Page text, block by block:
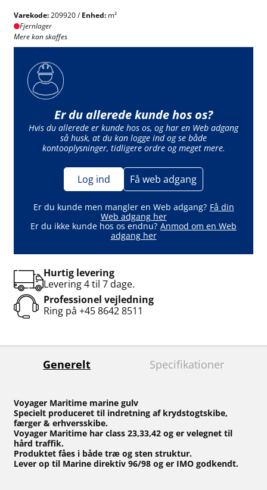
Varekode:209920 /Enhed: m²
Fjernlager
Mere kan skaffes
Er du allerede kunde hos os?
Hvis du allerede er kunde hos os, og har en Web adgang
så husk, at du kan logge ind og se både
kontooplysninger, tidligere ordre og meget mere.
Log ind Få web adgang
Er du kunde men mangler en Web adgang? Få din
Web adgang her
Er du ikke kunde hos os endnu? Anmod om en Web
adgang her
Hurtig levering
Levering 4 til 7 dage.
Professionel vejledning
Ring på +45 8642 8511
Generelt Specifikationer
Voyager Maritime marine gulv
Specielt produceret til indretning af krydstogtskibe,
færger & erhversskibe.
Voyager Maritime har class 23,33,42 og er velegnet til
hård traffik.
Produktet fåes i både træ og sten struktur.
Lever op til Marine direktiv 96/98 og er IMO godkendt.